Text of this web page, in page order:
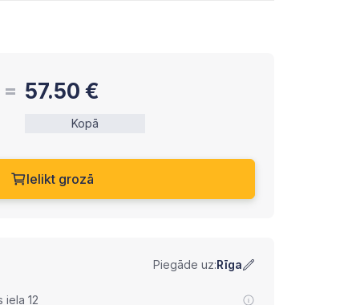
57.50 €
Kopā
Ielikt grozā
Piegāde uz:Rīga
iela 12